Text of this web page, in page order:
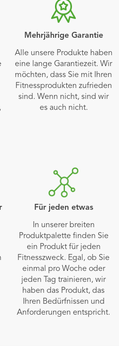
Mehrjährige Garantie
Alle unsere Produkte haben
eine lange Garantiezeit. Wir
möchten, dass Sie mit Ihren
Fitnessprodukten zufrieden
sind. Wenn nicht, sind wir
es auch nicht.
Für jeden etwas
In unserer breiten
Produktpalette finden Sie
ein Produkt für jeden
Fitnesszweck. Egal, ob Sie
einmal pro Woche oder
jeden Tag trainieren, wir
haben das Produkt, das
Ihren Bedürfnissen und
Anforderungen entspricht.